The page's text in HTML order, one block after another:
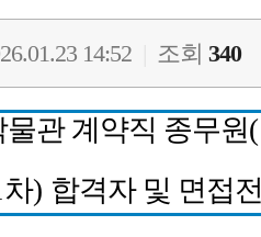
14:52 조회 340
관 계약직 종무원(
차) 합격자 및 면접